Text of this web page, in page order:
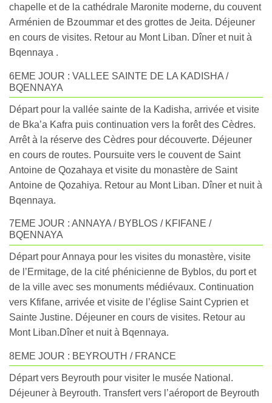
chapelle et de la cathédrale Maronite moderne, du couvent
Arménien de Bzoummar et des grottes de Jeita. Déjeuner
en cours de visites. Retour au Mont Liban. Dîner et nuit à
Bqennaya .
6EME JOUR : VALLEE SAINTE DE LA KADISHA /
BQENNAYA
Départ pour la vallée sainte de la Kadisha, arrivée et visite
de Bka’a Kafra puis continuation vers la forêt des Cèdres.
Arrêt à la réserve des Cèdres pour découverte. Déjeuner
en cours de routes. Poursuite vers le couvent de Saint
Antoine de Qozahaya et visite du monastère de Saint
Antoine de Qozahiya. Retour au Mont Liban. Dîner et nuit à
Bqennaya.
7EME JOUR : ANNAYA / BYBLOS / KFIFANE /
BQENNAYA
Départ pour Annaya pour les visites du monastère, visite
de l’Ermitage, de la cité phénicienne de Byblos, du port et
de la ville avec ses monuments médiévaux. Continuation
vers Kfifane, arrivée et visite de l’église Saint Cyprien et
Sainte Justine. Déjeuner en cours de visites. Retour au
Mont Liban.Dîner et nuit à Bqennaya.
8EME JOUR : BEYROUTH / FRANCE
Départ vers Beyrouth pour visiter le musée National.
Déjeuner à Beyrouth. Transfert vers l’aéroport de Beyrouth